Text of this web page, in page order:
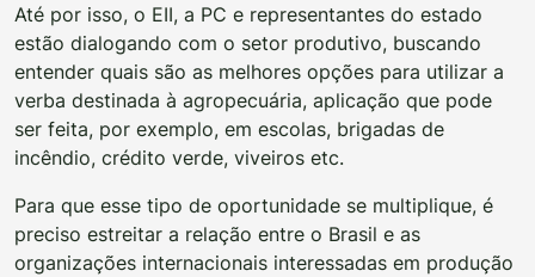
Até por isso, o EII, a PC e representantes do estado
estão dialogando com o setor produtivo, buscando
entender quais são as melhores opções para utilizar a
verba destinada à agropecuária, aplicação que pode
ser feita, por exemplo, em escolas, brigadas de
incêndio, crédito verde, viveiros etc.
Para que esse tipo de oportunidade se multiplique, é
preciso estreitar a relação entre o Brasil e as
organizações internacionais interessadas em produção